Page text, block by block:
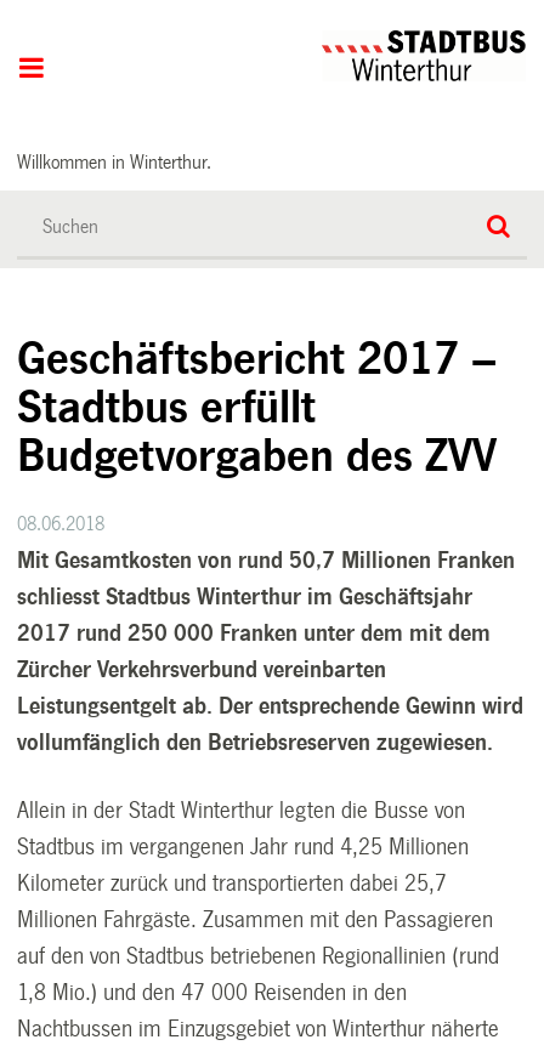
Willkommen in Winterthur.
Geschäftsbericht 2017 –
Stadtbus erfüllt
Budgetvorgaben des ZVV
08.06.2018
Mit Gesamtkosten von rund 50,7 Millionen Franken
schliesst Stadtbus Winterthur im Geschäftsjahr
2017 rund 250 000 Franken unter dem mit dem
Zürcher Verkehrsverbund vereinbarten
Leistungsentgelt ab. Der entsprechende Gewinn wird
vollumfänglich den Betriebsreserven zugewiesen.
Allein in der Stadt Winterthur legten die Busse von
Stadtbus im vergangenen Jahr rund 4,25 Millionen
Kilometer zurück und transportierten dabei 25,7
Millionen Fahrgäste. Zusammen mit den Passagieren
auf den von Stadtbus betriebenen Regionallinien (rund
1,8 Mio.) und den 47 000 Reisenden in den
Nachtbussen im Einzugsgebiet von Winterthur näherte